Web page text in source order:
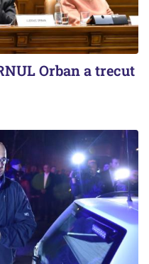
Orban a trecut